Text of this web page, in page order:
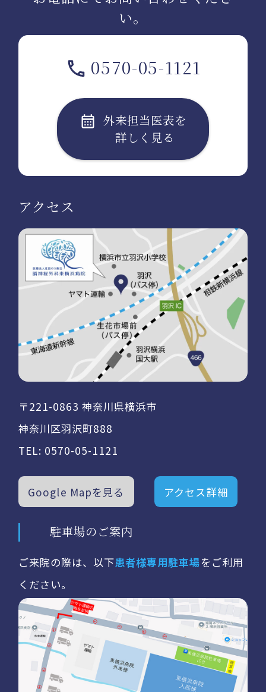
い。
0570-05-1121
外来担当医表を
詳しく見る
アクセス
〒221-0863 神奈川県横浜市
神奈川区羽沢町888
TEL: 0570-05-1121
Google Mapを見る アクセス詳細
駐車場のご案内
ご来院の際は、以下患者様専用駐車場をご利用
ください。